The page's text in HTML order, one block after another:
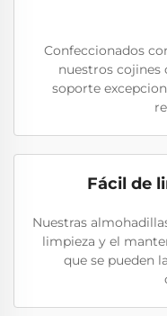
Confeccionados
nuestros cojines
soporte
Fácil de
Nuestras
limpieza y el
que se pueden